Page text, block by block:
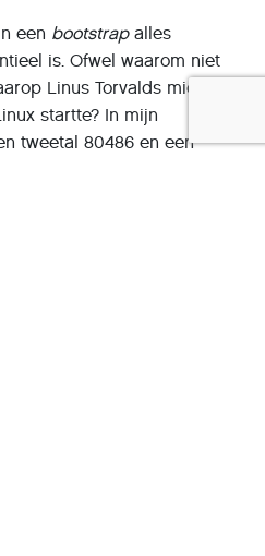
een bootstrapalles
is. Ofwel waarom niet
Linus Torvalds midden
startte? In mijn
tweetal 80486 en een